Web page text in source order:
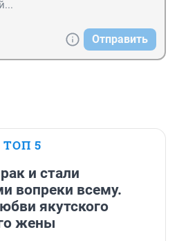
Отправить
ТОП 5
и стали
вопреки всему.
якутского
жены